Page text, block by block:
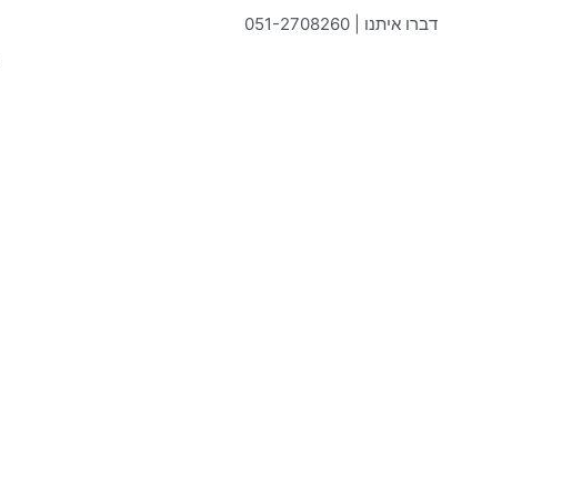
דברו איתנו | 051-2708260